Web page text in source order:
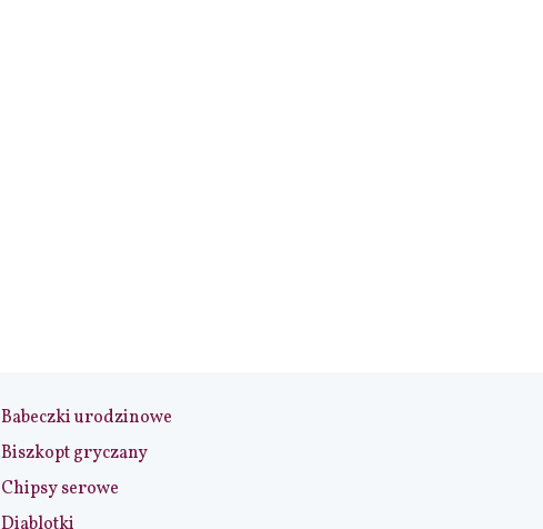
Babeczki urodzinowe
Biszkopt gryczany
Chipsy serowe